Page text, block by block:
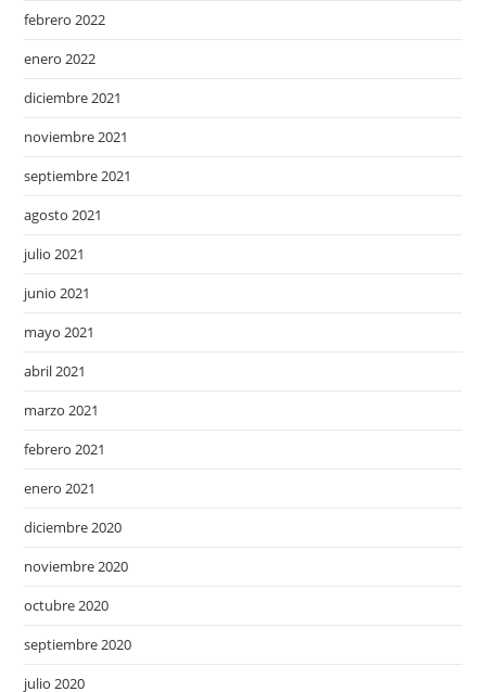
febrero 2022
enero 2022
diciembre 2021
noviembre 2021
septiembre 2021
agosto 2021
julio 2021
junio 2021
mayo 2021
abril 2021
marzo 2021
febrero 2021
enero 2021
diciembre 2020
noviembre 2020
octubre 2020
septiembre 2020
julio 2020